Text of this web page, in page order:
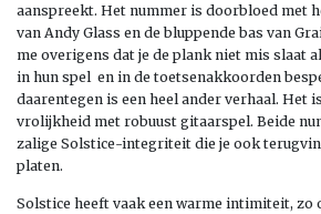
aanspreekt. Het nummer is doorbloed met
van Andy Glass en de bluppende bas van
me overigens dat je de plank niet mis slaat
in hun spel en in de toetsenakkoorden
daarentegen is een heel ander verhaal. Het
vrolijkheid met robuust gitaarspel. Beide
zalige Solstice-integriteit die je ook
platen.
Solstice heeft vaak een warme intimiteit, zo